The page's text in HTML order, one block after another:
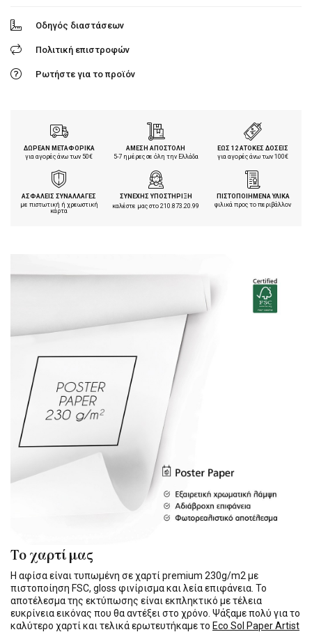
Οδηγός διαστάσεων
Πολιτική επιστροφών
Ρωτήστε για το προϊόν
ΔΩΡΕΑΝ ΜΕΤΑΦΟΡΙΚΑ
για αγορές άνω των 50€
ΑΜΕΣΗ ΑΠΟΣΤΟΛΗ
5-7 ημέρες σε όλη την Ελλάδα
ΕΩΣ 12 ΑΤΟΚΕΣ ΔΟΣΕΙΣ
για αγορές άνω των 100€
ΑΣΦΑΛΕΙΣ ΣΥΝΑΛΛΑΓΕΣ
με πιστωτική ή χρεωστική
κάρτα
ΣΥΝΕΧΗΣ ΥΠΟΣΤΗΡΙΞΗ
καλέστε μας στο210.873.20.99
ΠΙΣΤΟΠΟΙΗΜΕΝΑ ΥΛΙΚΑ
φιλικά προς το περιβάλλον
Το χαρτί μας
Η αφίσα είναι τυπωμένη σε χαρτί premium 230g/m2 με
πιστοποίηση FSC, gloss φινίρισμα και λεία επιφάνεια. Το
αποτέλεσμα της εκτύπωσης είναι εκπληκτικό με τέλεια
ευκρίνεια εικόνας που θα αντέξει στο χρόνο. Ψάξαμε πολύ για το
καλύτερο χαρτί και τελικά ερωτευτήκαμε το Eco Sol Paper Artist